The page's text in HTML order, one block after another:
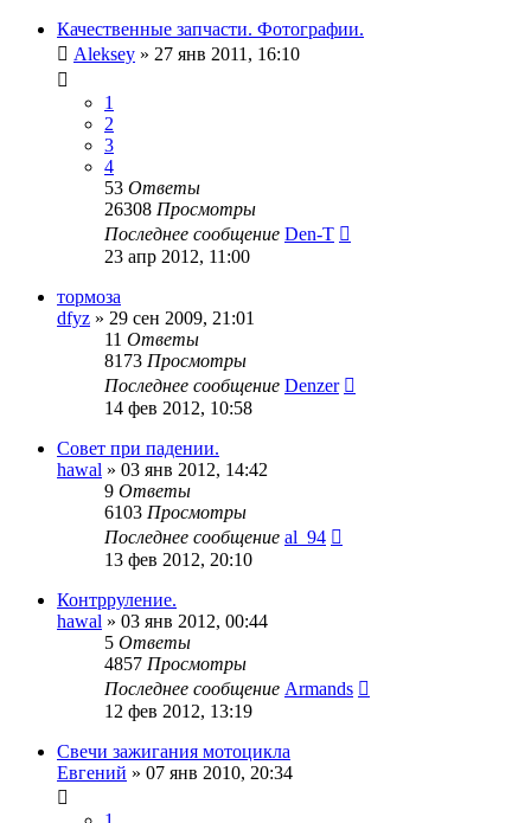
Качественные запчасти. Фотографии.
Aleksey » 27 янв 2011, 16:10
1
2
3
4
53 Ответы
26308 Просмотры
Последнее сообщение Den-T
23 апр 2012, 11:00
тормоза
dfyz » 29 сен 2009, 21:01
11 Ответы
8173 Просмотры
Последнее сообщение Denzer
14 фев 2012, 10:58
Совет при падении.
hawal » 03 янв 2012, 14:42
9 Ответы
6103 Просмотры
Последнее сообщение al_94
13 фев 2012, 20:10
Контрруление.
hawal » 03 янв 2012, 00:44
5 Ответы
4857 Просмотры
Последнее сообщение Armands
12 фев 2012, 13:19
Свечи зажигания мотоцикла
Евгений » 07 янв 2010, 20:34